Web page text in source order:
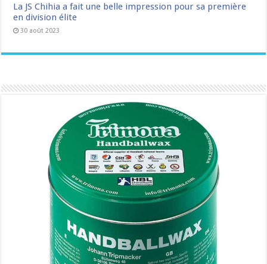
La JS Chihia a fait une belle impression pour sa première
en division élite
30 août 2023